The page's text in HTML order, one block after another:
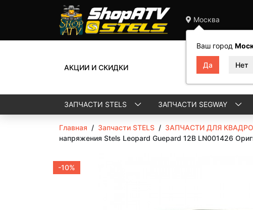
Москва
Ваш город
АКЦИИ И СКИДКИ
ЗАПЧАСТИ STELS ЗАПЧАСТИ SEGWAY
Главная / Запчасти STELS / ЗАПЧАСТИ ДЛЯ
напряжения Stels Leopard Guepard 12В LN001426
-10%